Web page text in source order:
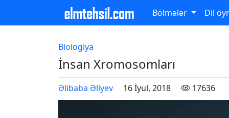
Bölmələr Dil
Biologiya
İnsan Xromosomları
Əlibaba Əliyev 16 İyul, 2018 17636